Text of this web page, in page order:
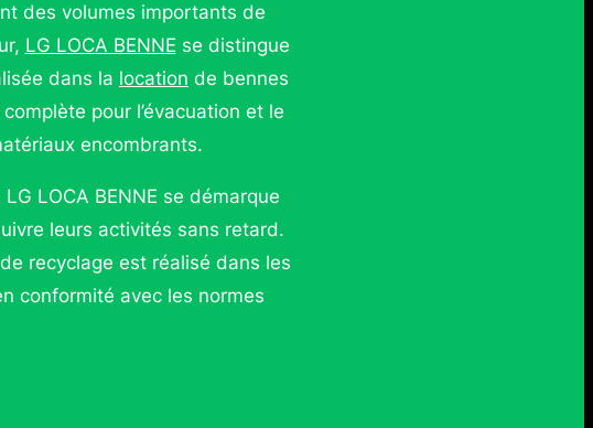
des volumes importants de
LG LOCA BENNE se distingue
dans la location de bennes
pour l’évacuation et le
encombrants.
LOCA BENNE se démarque
leurs activités sans retard.
recyclage est réalisé dans les
conformité avec les normes